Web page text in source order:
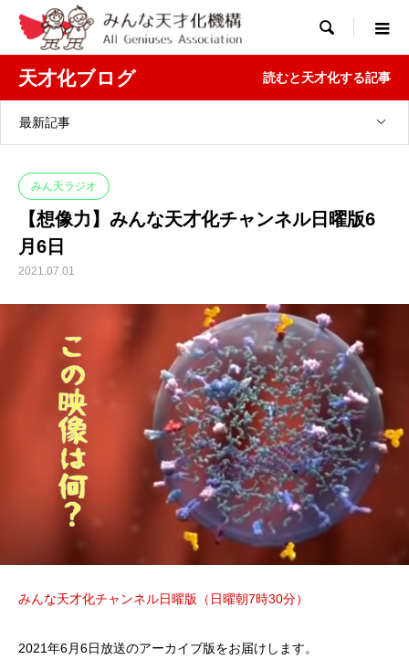

天才化ブログ 読むと天才化する記事
最新記事
みん天ラジオ
【想像力】みんな天才化チャンネル日曜版6
月6日
2021.07.01
みんな天才化チャンネル日曜版（日曜朝7時30分）
2021年6月6日放送のアーカイブ版をお届けします。